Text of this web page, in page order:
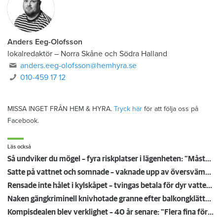
Anders Eeg-Olofsson
lokalredaktör – Norra Skåne och Södra Halland
anders.eeg-olofsson@hemhyra.se
010-459 17 12
MISSA INGET FRÅN HEM & HYRA. Tryck här för att följa oss på
Facebook.
Läs också
Så undviker du mögel – fyra riskplatser i lägenheten: ”Måste städa bort”
Satte på vattnet och somnade – vaknade upp av översvämning hos grannen
Rensade inte hålet i kylskåpet – tvingas betala för dyr vattenskada
Naken gängkriminell knivhotade granne efter balkongklättring
Kompisdealen blev verklighet – 40 år senare: "Flera fina fördelar med att dela bostad"